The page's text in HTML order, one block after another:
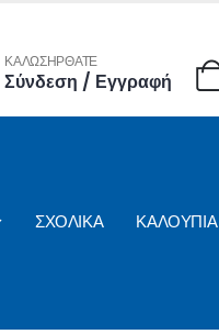
ΚΑΛΩΣΗΡΘΑΤΕ
Σύνδεση / Εγγραφή
ΣΧΟΛΙΚΑ ΚΑΛΟΥΠΙΑ